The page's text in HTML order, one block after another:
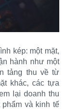
kép: một mặt,
hành như một
tảng thu về từ
khác, các tựa
lại doanh thu
và kinh tế